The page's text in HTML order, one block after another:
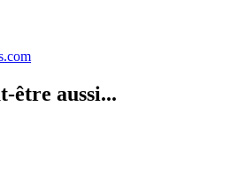
être aussi...